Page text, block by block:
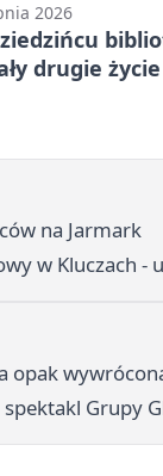
2026
drugie życie
na Jarmark
w Kluczach -
opak
spektakl Grupy